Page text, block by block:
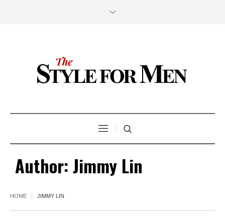
Author:Jimmy Lin
HOME JIMMY LIN